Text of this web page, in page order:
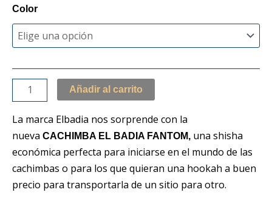
Color
Añadir al carrito
La marca Elbadia nos sorprende con la
nueva CACHIMBA EL BADIA FANTOM, una shisha
económica perfecta para iniciarse en el mundo de las
cachimbas o para los que quieran una hookah a buen
precio para transportarla de un sitio para otro.